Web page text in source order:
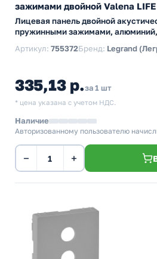
зажимами двойной Valena
Лицевая панель двойной
пружинными зажимами, алюминий,
Артикул: 755372Бренд: Legrand
335,13 р.за 1 шт
* цена указана с учетом НДС.
Наличие
Авторизованному пользователю
− +